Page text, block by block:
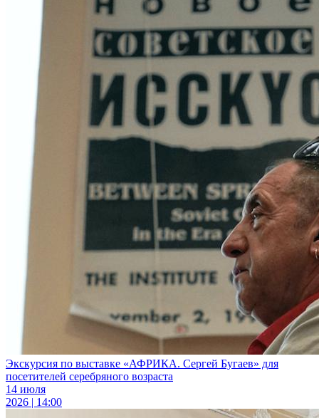
Экскурсия по выставке «АФРИКА. Сергей Бугаев» для
посетителей серебряного возраста
14 июля
2026 | 14:00